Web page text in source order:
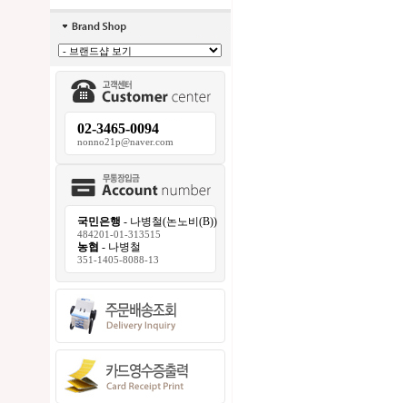
02-3465-0094
nonno21p@naver.com
국민은행 - 나병철(논노비(B))
484201-01-313515
농협 - 나병철
351-1405-8088-13